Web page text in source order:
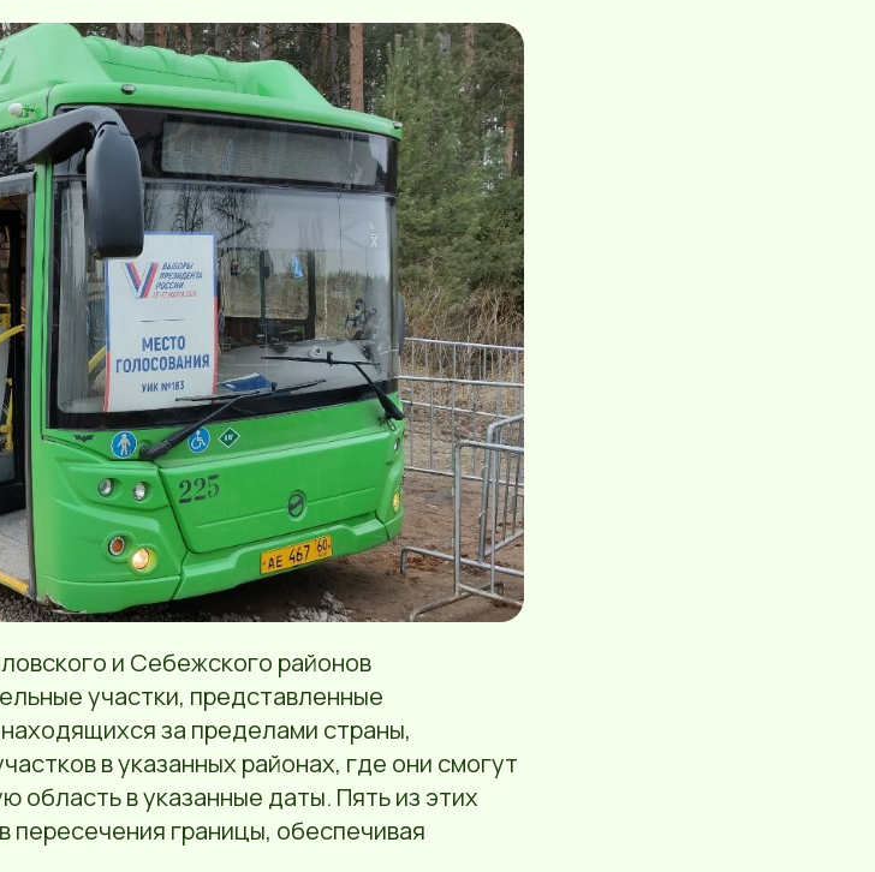
и Себежского районов
участки, представленные
за пределами страны,
в указанных районах, где они смогут
область в указанные даты. Пять из этих
пересечения границы, обеспечивая